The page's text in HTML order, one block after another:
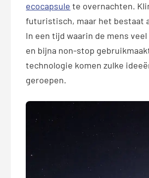
ecocapsule te overnachten.
futuristisch, maar het bestaat
In een tijd waarin de mens
en bijna non-stop
technologie komen zulke
geroepen.